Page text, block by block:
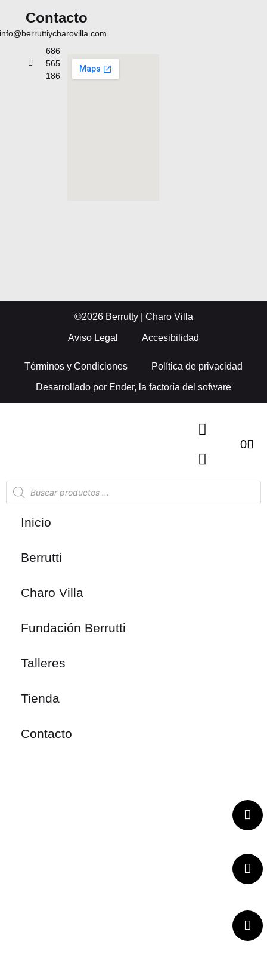
Contacto
info@berruttiycharovilla.com
686
565
186
©2026 Berrutty | Charo Villa
Aviso Legal Accesibilidad
Términos y Condiciones Política de privacidad
Desarrollado por Ender, la factoría del sofware
0
Inicio
Berrutti
Charo Villa
Fundación Berrutti
Talleres
Tienda
Contacto